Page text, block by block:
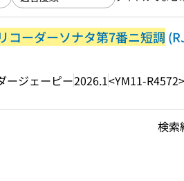
コーダーソナタ第7番ニ短調
ージェーピー2026.1<YM11-R4572>
検索